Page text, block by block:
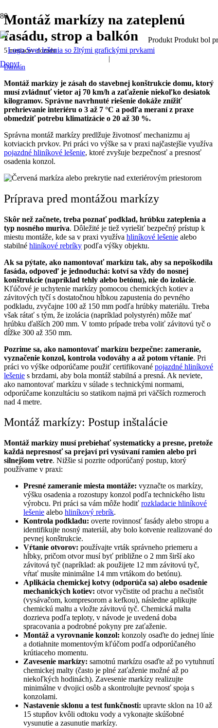
Produkt Produkt bol
Dopyt
Montáž markízy na zateplenú
fasádu, strop a balkón
5 mesiacov dozadu
|
Damián
Montáž markízy je zásah do stavebnej konštrukcie domu, ktorý
musí zvládnuť vietor aj 70 km/h a zaťaženie niekoľko desiatok
kilogramov. Správne navrhnuté riešenie dokáže znížiť
prehrievanie interiéru o 3 až 7 °C a podľa meraní z praxe
obmedziť potrebu klimatizácie o 20 až 30 %.
Správna montáž markízy predlžuje životnosť mechanizmu aj
kotviacich prvkov. Pri práci vo výške sa v praxi najčastejšie využíva
pojazdné hliníkové lešenie, ktoré zvyšuje bezpečnosť a presnosť
osadenia konzol.
Príprava pred montážou markízy
Skôr než začnete, treba poznať podklad, hrúbku zateplenia a
typ nosného muriva. Dôležité je tiež vyriešiť bezpečný prístup k
miestu montáže, kde sa v praxi využíva hliníkové lešenie alebo
stabilné hliníkové rebríky podľa výšky objektu.
Ak sa pýtate, ako namontovať markízu tak, aby sa nepoškodila
fasáda, odpoveď je jednoduchá: kotví sa vždy do nosnej
konštrukcie (napríklad tehly alebo betónu), nie do izolácie.
Kľúčové je uchytenie markízy pomocou chemických kotiev a
závitových tyčí s dostatočnou hĺbkou zapustenia do pevného
podkladu, zvyčajne 100 až 150 mm podľa hrúbky materiálu. Treba
však rátať s tým, že izolácia (napríklad polystyrén) môže mať
hrúbku ďalších 200 mm. V tomto prípade treba voliť závitovú tyč o
dĺžke 300 až 350 mm.
Pozrime sa, ako namontovať markízu bezpečne: zameranie,
vyznačenie konzol, kontrola vodováhy a až potom vŕtanie. Pri
práci vo výške odporúčame použiť certifikované pojazdné hliníkové
lešenie s brzdami, aby bola montáž stabilná a presná. Ak neviete,
ako namontovať markízu v súlade s technickými normami,
odporúčame konzultáciu so statikom najmä pri väčších rozmeroch
nad 4 metre.
Montáž markízy: Postup inštalácie
Montáž markízy musí prebiehať systematicky a presne, pretože
každá nepresnosť sa prejaví pri vysúvaní ramien alebo pri
silnejšom vetre. Nižšie si pozrite odporúčaný postup, ktorý
používame v praxi:
Presné zameranie miesta montáže: vyznačte os markízy,
výšku osadenia a rozostupy konzol podľa technického listu
výrobcu. Pri práci sa vám môže hodiť rozkladacie hliníkové
lešenie alebo hliníkový rebrík.
Kontrola podkladu: overte rovinnosť fasády alebo stropu a
identifikujte nosný materiál, aby bolo kotvenie realizované do
pevnej konštrukcie.
Vŕtanie otvorov: používajte vrták správneho priemeru a
hĺbky, pričom otvor musí byť približne o 2 mm širší ako
závitová tyč (napríklad: ak použijete 12 mm závitovú tyč,
vŕtať musíte minimálne 14 mm vrtákom do betónu).
Aplikácia chemickej kotvy (odporúča sa) alebo osadenie
mechanických kotiev: otvor vyčistite od prachu a nečistôt
(vysávačom, kompresorom a kefkou), následne aplikujte
chemickú maltu a vložte závitovú tyč. Chemická malta
dozrieva podľa teploty, v návode je uvedená doba
spracovania a podrobné pokyny pre zaťaženie.
Montáž a vyrovnanie konzol: konzoly osaďte do jednej línie
a dotiahnite momentovým kľúčom podľa odporúčaného
krútiaceho momentu.
Zavesenie markízy: samotnú markízu osaďte až po vytuhnutí
chemickej malty (často je plné zaťaženie možné až po
niekoľkých hodinách). Zavesenie markízy realizujte
minimálne v dvojici osôb a skontrolujte pevnosť spoja s
konzolami.
Nastavenie sklonu a test funkčnosti: upravte sklon na 10 až
15 stupňov kvôli odtoku vody a vykonajte skúšobné
vysunutie a zasunutie markízy.